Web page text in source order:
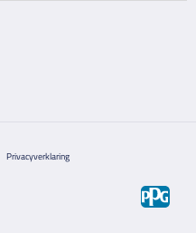
Privacyverklaring